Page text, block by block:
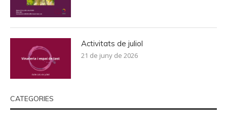
Activitats de juliol
21 de juny de 2026
CATEGORIES